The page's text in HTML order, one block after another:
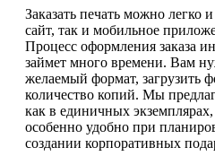
Заказать печать можно легко
сайт, так и мобильное
Процесс оформления заказа
займет много времени. Вам
желаемый формат, загрузить
количество копий. Мы
как в единичных
особенно удобно при
создании корпоративных